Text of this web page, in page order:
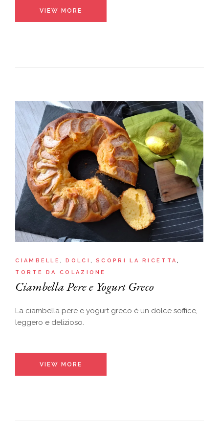
VIEW MORE
CIAMBELLE DOLCI
SCOPRI LA RICETTA
TORTE DA COLAZIONE
Ciambella Pere e Yogurt Greco
La ciambella pere e yogurt greco è un dolce soffice,
leggero e delizioso.
VIEW MORE